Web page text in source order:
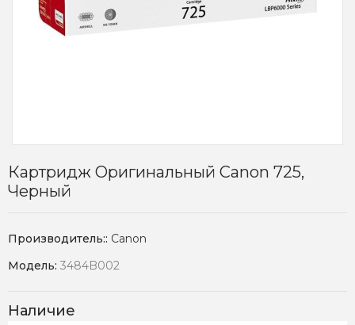
Картридж Оригинальный Canon 725,
Черный
Производитель:: Canon
Модель: 3484B002
Наличие